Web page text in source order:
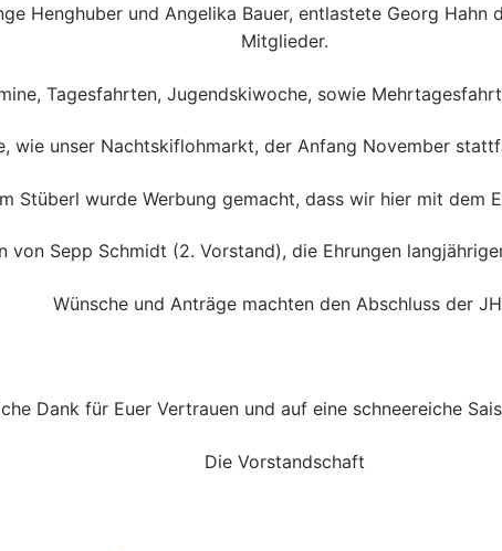
Henghuber und Angelika Bauer, entlastete Georg
Mitglieder.
Tagesfahrten, Jugendskiwoche, sowie
wie unser Nachtskiflohmarkt, der Anfang November
Stüberl wurde Werbung gemacht, dass wir hier mit dem
von Sepp Schmidt (2. Vorstand), die Ehrungen
Wünsche und Anträge machten den Abschluss der
Dank für Euer Vertrauen und auf eine schneereiche
Die Vorstandschaft